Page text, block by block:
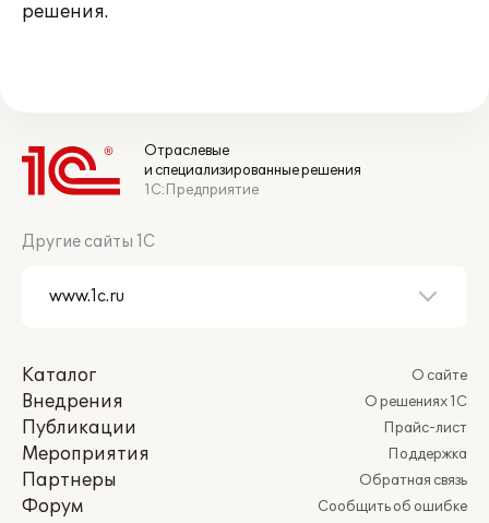
решения.
Отраслевые
и специализированные решения
1С:Предприятие
Другие сайты 1С
Каталог
Внедрения
Публикации
Мероприятия
Партнеры
Форум
О сайте
О решениях 1С
Прайс-лист
Поддержка
Обратная связь
Сообщить об ошибке